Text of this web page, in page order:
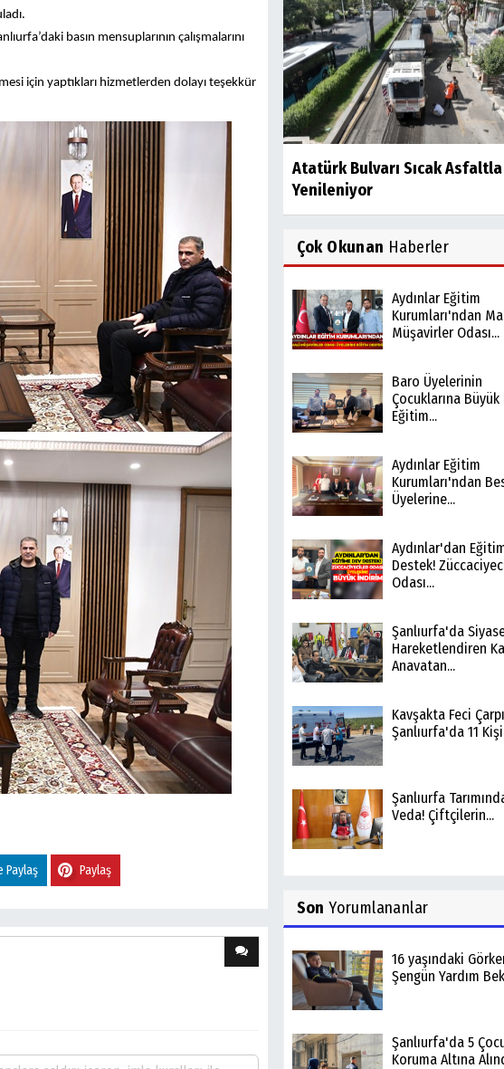
basın mensuplarının çalışmalarını
için yaptıkları hizmetlerden dolayı teşekkür
Paylaş Paylaş
Atatürk Bulvarı Sıcak Asfaltla
Yenileniyor
Çok Okunan Haberler
Aydınlar Eğitim
Kurumları'ndan
Müşavirler Odası...
Baro Üyelerinin
Çocuklarına Büyük
Eğitim...
Aydınlar Eğitim
Kurumları'ndan
Üyelerine...
Aydınlar'dan
Destek!
Odası...
Şanlıurfa'da
Hareketlendiren
Anavatan...
Kavşakta Feci
Şanlıurfa'da 11
Şanlıurfa
Veda! Çiftçilerin...
Son Yorumlananlar
16 yaşındaki
Şengün Yardım
Şanlıurfa'da 5
Koruma Altına